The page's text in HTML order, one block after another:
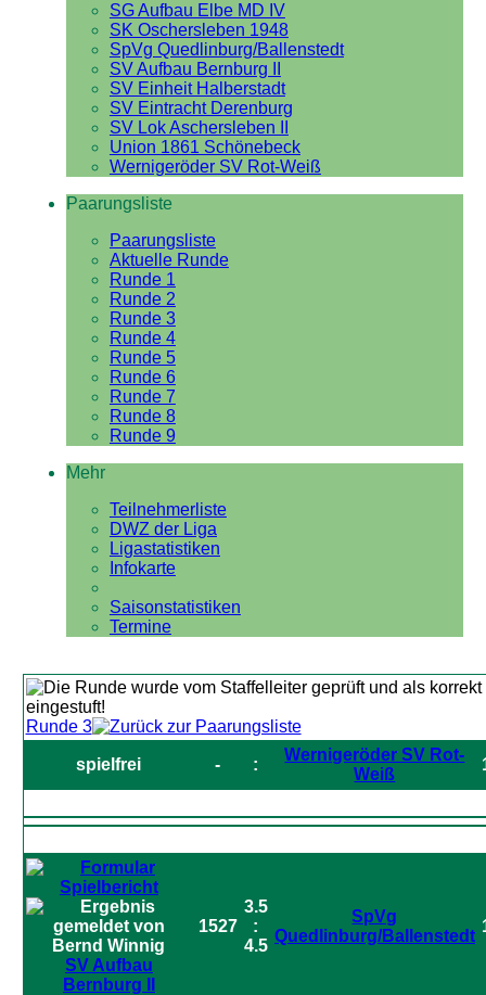
SG Aufbau Elbe MD IV
SK Oschersleben 1948
SpVg Quedlinburg/Ballenstedt
SV Aufbau Bernburg II
SV Einheit Halberstadt
SV Eintracht Derenburg
SV Lok Aschersleben II
Union 1861 Schönebeck
Wernigeröder SV Rot-Weiß
Paarungsliste
Paarungsliste
Aktuelle Runde
Runde 1
Runde 2
Runde 3
Runde 4
Runde 5
Runde 6
Runde 7
Runde 8
Runde 9
Mehr
Teilnehmerliste
DWZ der Liga
Ligastatistiken
Infokarte
Saisonstatistiken
Termine
Runde 3
spielfrei - :
Wernigeröder SV Rot-
Weiß
SV Aufbau
Bernburg II
1527
3.5
:
4.5
SpVg
Quedlinburg/Ballenstedt